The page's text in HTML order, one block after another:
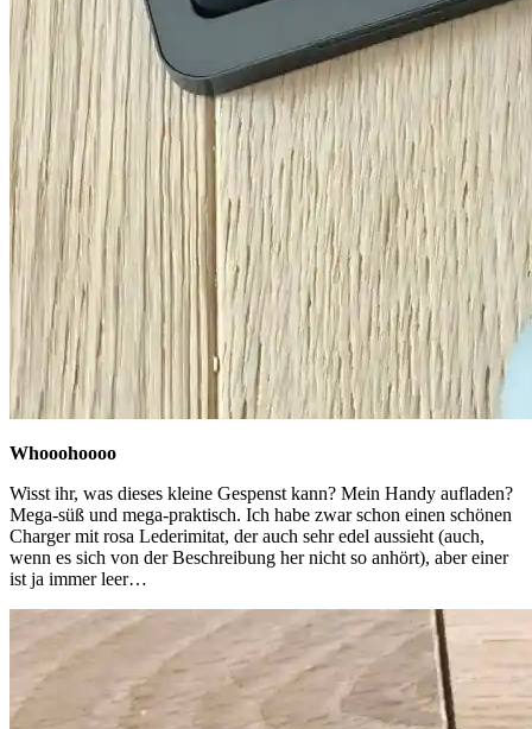
Whooohoooo
Wisst ihr, was dieses kleine Gespenst kann? Mein Handy aufladen?
Mega-süß und mega-praktisch. Ich habe zwar schon einen schönen
Charger mit rosa Lederimitat, der auch sehr edel aussieht (auch,
wenn es sich von der Beschreibung her nicht so anhört), aber einer
ist ja immer leer…